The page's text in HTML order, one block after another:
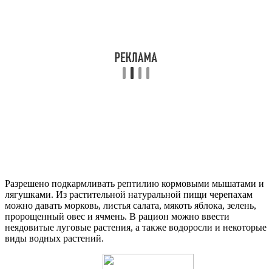
Разрешено подкармливать рептилию кормовыми мышатами и
лягушками. Из растительной натуральной пищи черепахам
можно давать морковь, листья салата, мякоть яблока, зелень,
пророщенный овес и ячмень. В рацион можно ввести
неядовитые луговые растения, а также водоросли и некоторые
виды водных растений.